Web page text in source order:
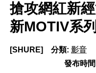
搶攻網紅新
新MOTIV系列
[SHURE] 分類: 影音
發布時